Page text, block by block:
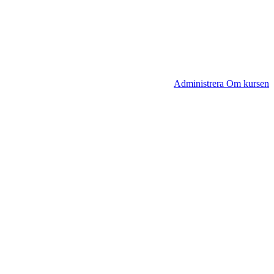
Administrera Om kursen